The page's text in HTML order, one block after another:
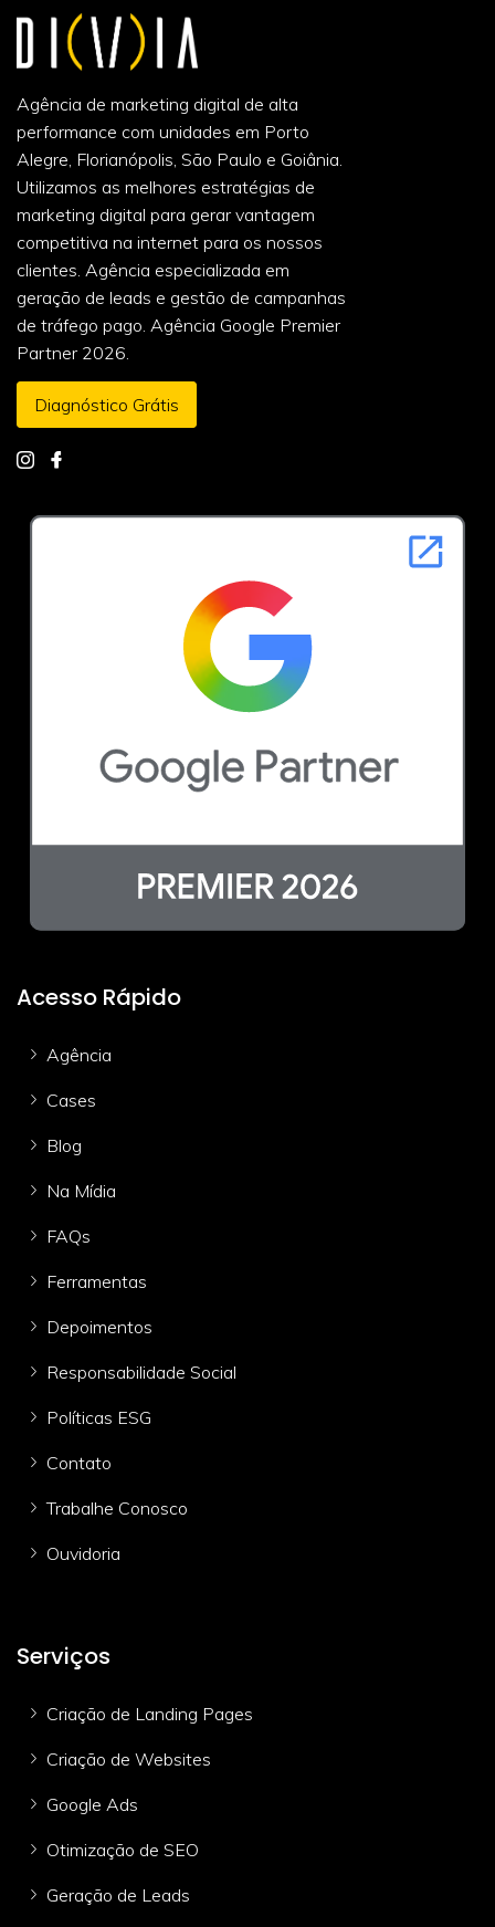
Agência de marketing digital de alta
performance com unidades em Porto
Alegre, Florianópolis, São Paulo e Goiânia.
Utilizamos as melhores estratégias de
marketing digital para gerar vantagem
competitiva na internet para os nossos
clientes. Agência especializada em
geração de leads e gestão de campanhas
de tráfego pago. Agência Google Premier
Partner 2026.
Diagnóstico Grátis
Acesso Rápido
Agência
Cases
Blog
Na Mídia
FAQs
Ferramentas
Depoimentos
Responsabilidade Social
Políticas ESG
Contato
Trabalhe Conosco
Ouvidoria
Serviços
Criação de Landing Pages
Criação de Websites
Google Ads
Otimização de SEO
Geração de Leads